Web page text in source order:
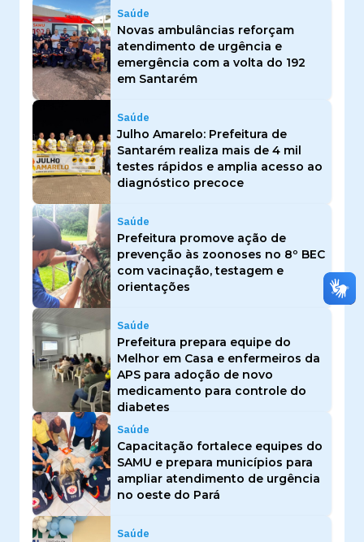
Saúde
Novas ambulâncias reforçam
atendimento de urgência e
emergência com a volta do 192
em Santarém
Saúde
Julho Amarelo: Prefeitura de
Santarém realiza mais de 4 mil
testes rápidos e amplia acesso ao
diagnóstico precoce
Saúde
Prefeitura promove ação de
prevenção às zoonoses no 8º BEC
com vacinação, testagem e
orientações
Saúde
Prefeitura prepara equipe do
Melhor em Casa e enfermeiros da
APS para adoção de novo
medicamento para controle do
diabetes
Saúde
Capacitação fortalece equipes do
SAMU e prepara municípios para
ampliar atendimento de urgência
no oeste do Pará
Saúde